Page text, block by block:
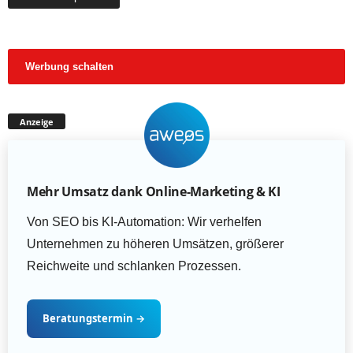
Werbung schalten
Anzeige
Mehr Umsatz dank Online-Marketing & KI
Von SEO bis KI-Automation: Wir verhelfen
Unternehmen zu höheren Umsätzen, größerer
Reichweite und schlanken Prozessen.
Beratungstermin →